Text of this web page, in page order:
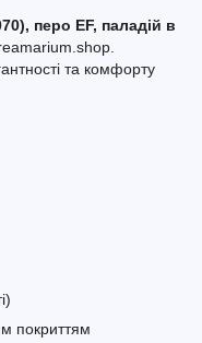
перо EF, паладій в
та комфорту
покриттям